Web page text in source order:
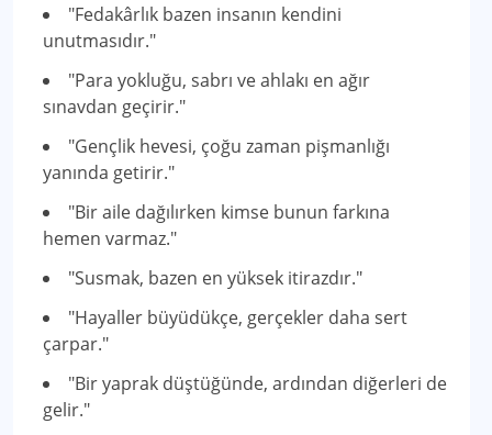
"Fedakârlık bazen insanın kendini
unutmasıdır."
"Para yokluğu, sabrı ve ahlakı en ağır
sınavdan geçirir."
"Gençlik hevesi, çoğu zaman pişmanlığı
yanında getirir."
"Bir aile dağılırken kimse bunun farkına
hemen varmaz."
"Susmak, bazen en yüksek itirazdır."
"Hayaller büyüdükçe, gerçekler daha sert
çarpar."
"Bir yaprak düştüğünde, ardından diğerleri de
gelir."